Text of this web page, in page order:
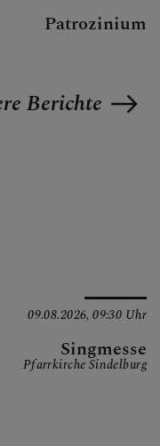
Patrozinium
09.08.2026,09:30 Uhr
Singmesse
Pfarrkirche Sindelburg
Berichte